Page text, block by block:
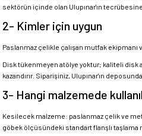
sektörün içinde olan Ulupınar'ın
2- Kimler için uygun
Paslanmaz çelikle çalışan mutfak ekipmanı
Disk tükenmeyen atölye yoktur; kaliteli disk
kazandırır. Siparişiniz, Ulupınar'ın
3- Hangi malzemede
Kesilecek malzeme: paslanmaz çelik ve
göbek ölçüsündeki standart flanşlı taşlama